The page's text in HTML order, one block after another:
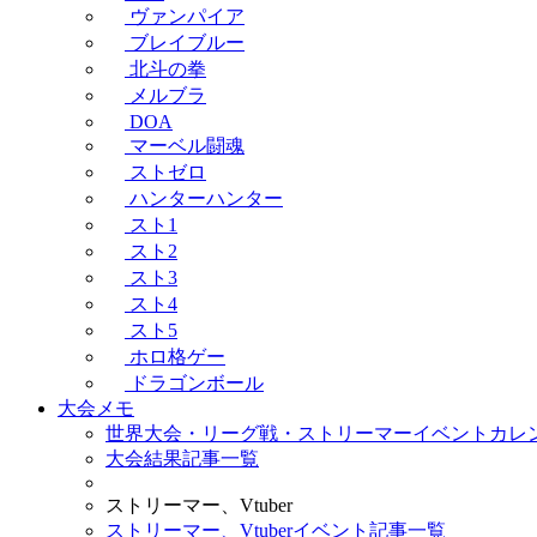
ヴァンパイア
ブレイブルー
北斗の拳
メルブラ
DOA
マーベル闘魂
ストゼロ
ハンターハンター
スト1
スト2
スト3
スト4
スト5
ホロ格ゲー
ドラゴンボール
大会メモ
世界大会・リーグ戦・ストリーマーイベントカレ
大会結果記事一覧
ストリーマー、Vtuber
ストリーマー、Vtuberイベント記事一覧